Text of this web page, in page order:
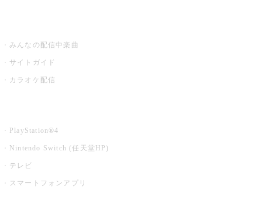
みんなの配信中楽曲
サイトガイド
カラオケ配信
PlayStation®4
Nintendo Switch (任天堂HP)
テレビ
スマートフォンアプリ